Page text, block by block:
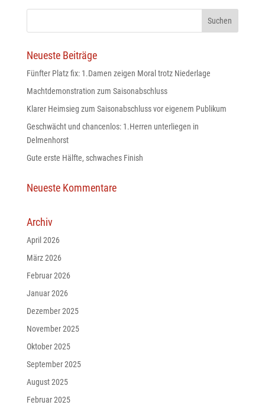
Neueste Beiträge
Fünfter Platz fix: 1.Damen zeigen Moral trotz Niederlage
Machtdemonstration zum Saisonabschluss
Klarer Heimsieg zum Saisonabschluss vor eigenem Publikum
Geschwächt und chancenlos: 1.Herren unterliegen in
Delmenhorst
Gute erste Hälfte, schwaches Finish
Neueste Kommentare
Archiv
April 2026
März 2026
Februar 2026
Januar 2026
Dezember 2025
November 2025
Oktober 2025
September 2025
August 2025
Februar 2025